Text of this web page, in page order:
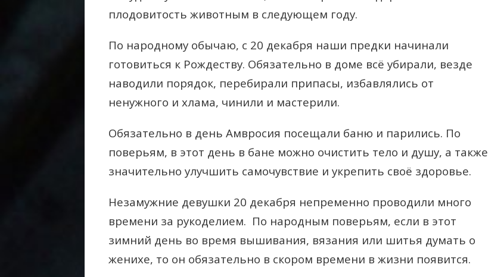
плодовитость животным в следующем году.
По народному обычаю, с 20 декабря наши предки начинали
готовиться к Рождеству. Обязательно в доме всё убирали, везде
наводили порядок, перебирали припасы, избавлялись от
ненужного и хлама, чинили и мастерили.
Обязательно в день Амвросия посещали баню и парились. По
поверьям, в этот день в бане можно очистить тело и душу, а также
значительно улучшить самочувствие и укрепить своё здоровье.
Незамужние девушки 20 декабря непременно проводили много
времени за рукоделием. По народным поверьям, если в этот
зимний день во время вышивания, вязания или шитья думать о
женихе, то он обязательно в скором времени в жизни появится.